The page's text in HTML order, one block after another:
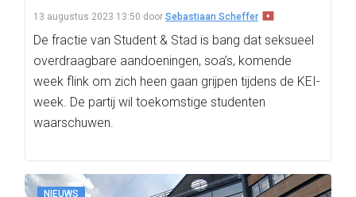
13 augustus 2023 13:50 door Sebastiaan Scheffer
De fractie van Student & Stad is bang dat seksueel
overdraagbare aandoeningen, soa’s, komende
week flink om zich heen gaan grijpen tijdens de KEI-
week. De partij wil toekomstige studenten
waarschuwen.
NIEUWS